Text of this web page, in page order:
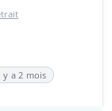
y a 2 mois